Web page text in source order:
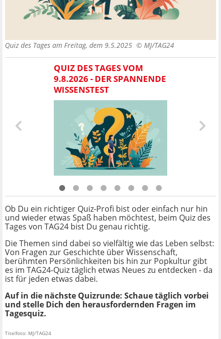
Quiz des Tages am Freitag, dem 9.5.2025 © MJ/TAG24
QUIZ DES TAGES VOM
9.8.2026 - DER SPANNENDE
WISSENSTEST
Ob Du ein richtiger Quiz-Profi bist oder einfach nur hin
und wieder etwas Spaß haben möchtest, beim Quiz des
Tages von TAG24 bist Du genau richtig.
Die Themen sind dabei so vielfältig wie das Leben selbst:
Von Fragen zur Geschichte über Wissenschaft,
berühmten Persönlichkeiten bis hin zur Popkultur gibt
es im TAG24-Quiz täglich etwas Neues zu entdecken - da
ist für jeden etwas dabei.
Auf in die nächste Quizrunde: Schaue täglich vorbei
und stelle Dich den herausfordernden Fragen im
Tagesquiz.
Titelfoto: MJ/TAG24